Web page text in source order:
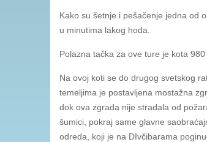
Kako su šetnje i pešačenje jedna od
u minutima lakog hoda.
Polazna tačka za ove ture je kota
Na ovoj koti se do drugog svetskog
temeljima je postavljena mostažna
dok ova zgrada nije stradala od
šumici, pokraj same glavne
odreda, koji je na DIvčibarama